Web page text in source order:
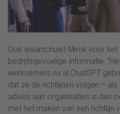
Ook waarschuwt Mirck voor het
bedrijfsgevoelige informatie:
werknemers nu al ChatGPT
dat ze de richtlijnen volgen – als
advies aan organisaties is dan
met het maken van een richtlijn